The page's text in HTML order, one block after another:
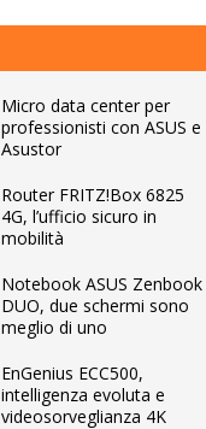
Micro data center per
professionisti con ASUS e
Asustor
Router FRITZ!Box 6825
4G, l’ufficio sicuro in
mobilità
Notebook ASUS Zenbook
DUO, due schermi sono
meglio di uno
EnGenius ECC500,
intelligenza evoluta e
videosorveglianza 4K